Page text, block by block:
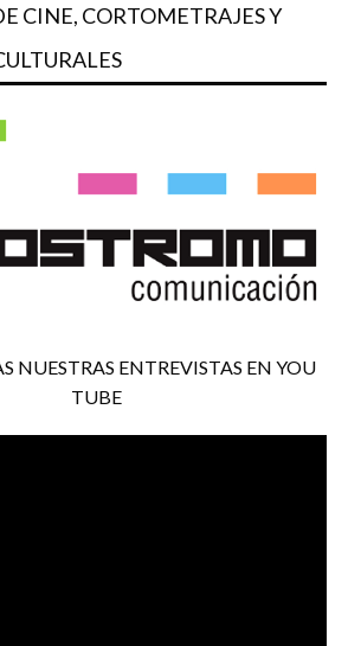
CINE, CORTOMETRAJES Y
NUESTRAS ENTREVISTAS EN YOU
TUBE